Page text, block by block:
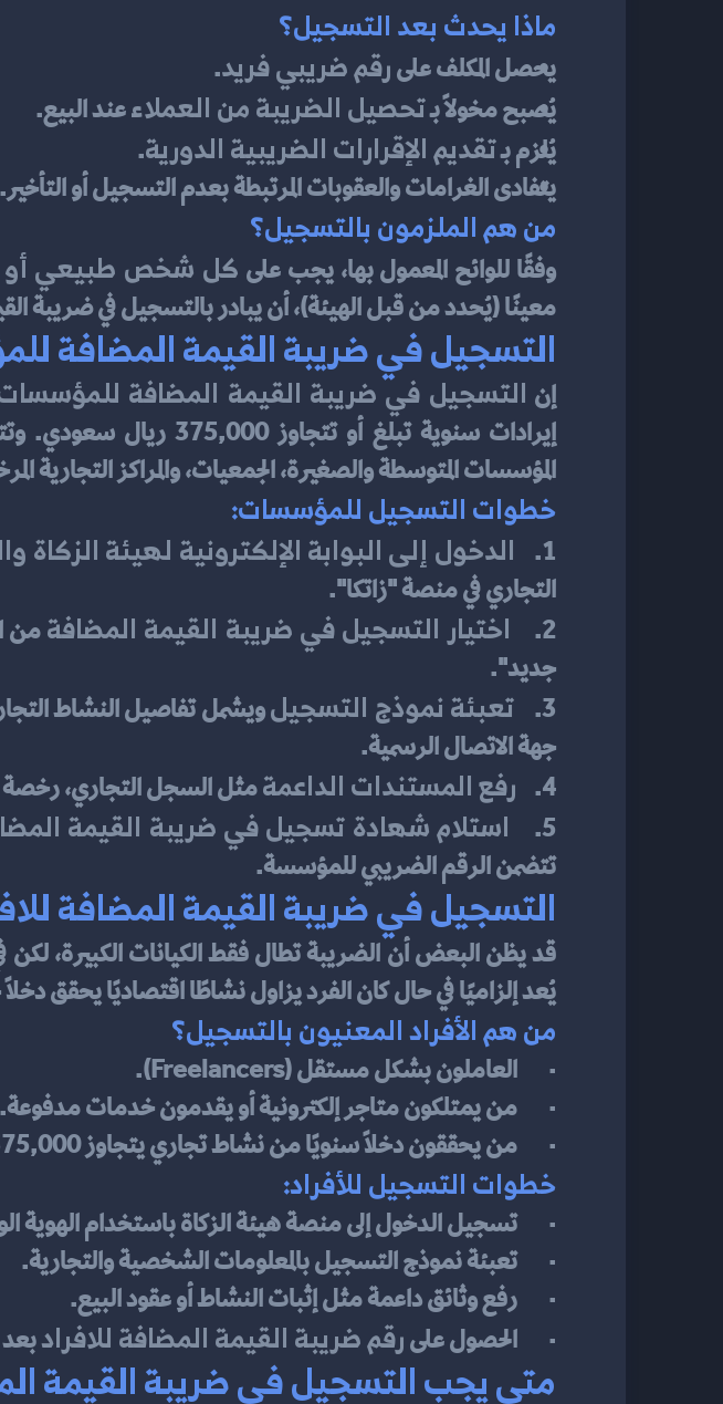
ماذا يحدث بعد التسجيل؟
يحصل المكلف على رقم ضريبي فريد.
يُصبح مخولًا بـ تحصيل الضريبة من العملاء عند البيع.
يُلزم بـ تقديم الإقرارات الضريبية الدورية.
يتفادى الغرامات والعقوبات المرتبطة بعدم التسجيل أو التأخير.
من هم الملزمون بالتسجيل؟
وفقًا للوائح المعمول بها، يجب على كل شخص طبيعي أو
معينًا (يُحدد من قبل الهيئة)، أن يبادر بالتسجيل في ضريبة
التسجيل في ضريبة القيمة المضافة
إن التسجيل في ضريبة القيمة المضافة
المؤسسات المتوسطة والصغيرة، الجمعيات، والمراكز التجارية
خطوات التسجيل للمؤسسات:
1. الدخول إلى البوابة الإلكترونية لهيئة الزكاة
التجاري في منصة "زاتكا".
2. اختيار التسجيل في ضريبة القيمة المضافة
جديد".
3. تعبئة نموذج التسجيل
جهة الاتصال الرسمية.
4. رفع المستندات الداعمة مثل السجل التجاري، رخصة
5. استلام شهادة تسجيل في ضريبة القيمة
تتضمن الرقم الضريبي للمؤسسة.
التسجيل في ضريبة القيمة المضافة
قد يظن البعض أن الضريبة تطال فقط الكيانات الكبيرة، لكن
يُعد إلزاميًا في حال كان الفرد يزاول نشاطًا اقتصاديًا يحقق
من هم الأفراد المعنيون بالتسجيل؟
·       العاملون بشكل مستقل (Freelancers).
·       من يمتلكون متاجر إلكترونية أو يقدمون خدمات مدفوعة.
·       من يحققون دخلًا سنويًا من نشاط تجاري يتجاوز 375,000 ريال.
خطوات التسجيل للأفراد:
·       تسجيل الدخول إلى منصة هيئة الزكاة باستخدام الهوية
·       تعبئة نموذج التسجيل بالمعلومات الشخصية والتجارية.
·       رفع وثائق داعمة مثل إثبات النشاط أو عقود البيع.
·       الحصول على رقم ضريبة القيمة المضافة للافراد
متى يجب التسجيل في ضريبة القيمة